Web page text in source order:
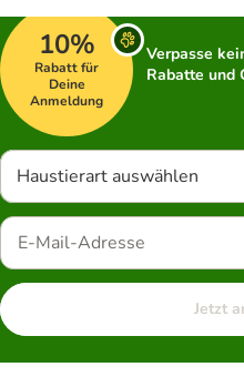
10%
Rabatt für
Deine
Anmeldung
Verpasse
Rabatte und
Haustierart auswählen
Jetzt